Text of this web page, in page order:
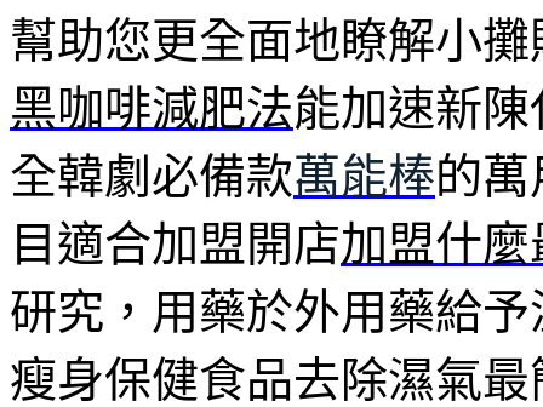
幫助您更全面地瞭解小
黑咖啡減肥法能加速新
全韓劇必備款萬能棒的
目適合加盟開店加盟什
研究，用藥於外用藥給
瘦身保健食品去除濕氣